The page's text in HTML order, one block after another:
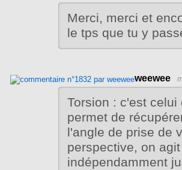
Merci, merci et
le tps que tu y
weewee
Torsion : c'est
permet de
l'angle de prise de
perspective, on
indépendamment